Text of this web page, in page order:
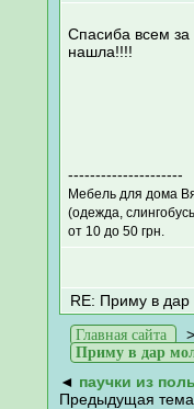
Спасиба всем
нашла!!!!
---------------------
Мебель для дома
(одежда,
от 10 до 50 грн.
RE: Приму в дар
Главная сайта
Приму в дар
◄ паучки из
Предыдущая тема